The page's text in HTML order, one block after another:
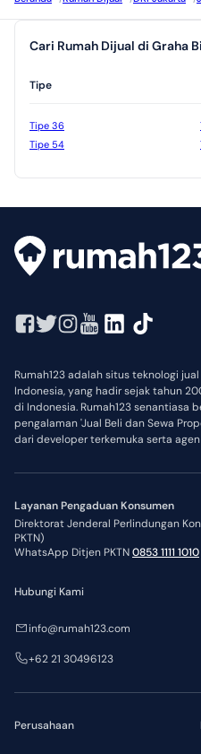
Cari Rumah Dijual di Graha
Tipe
Tipe 36
Tipe 54
Rumah123 adalah situs teknologi
Indonesia, yang hadir sejak tahun
di Indonesia. Rumah123 senantiasa
pengalaman 'Jual Beli dan Sewa
dari developer terkemuka serta
Layanan Pengaduan Konsumen
Direktorat Jenderal Perlindungan
PKTN)
WhatsApp Ditjen PKTN0853 1111 1010
Perusahaan
Hubungi Kami
info@rumah123.com
+62 21 30496123